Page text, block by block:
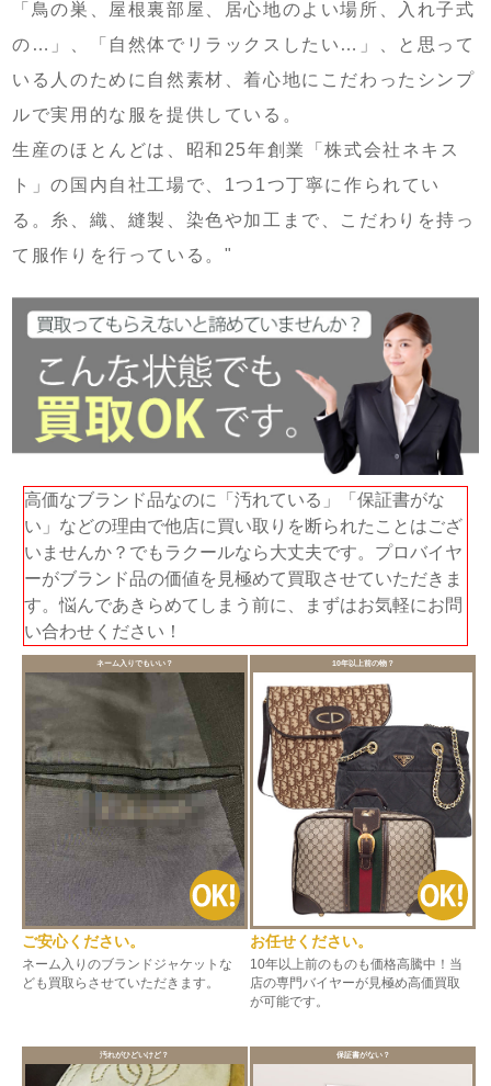
「鳥の巣、屋根裏部屋、居心地のよい場所、入れ子式
の…」、「自然体でリラックスしたい…」、と思って
いる人のために自然素材、着心地にこだわったシンプ
ルで実用的な服を提供している。
生産のほとんどは、昭和25年創業「株式会社ネキス
ト」の国内自社工場で、1つ1つ丁寧に作られてい
る。糸、織、縫製、染色や加工まで、こだわりを持っ
て服作りを行っている。"
高価なブランド品なのに「汚れている」「保証書がな
い」などの理由で他店に買い取りを断られたことはござ
いませんか？でもラクールなら大丈夫です。プロバイヤ
ーがブランド品の価値を見極めて買取させていただきま
す。悩んであきらめてしまう前に、まずはお気軽にお問
い合わせください！
ネーム入りでもいい？
ご安心ください。
ネーム入りのブランドジャケットな
ども買取らさせていただきます。
10年以上前の物？
お任せください。
10年以上前のものも価格高騰中！当
店の専門バイヤーが見極め高価買取
が可能です。
汚れがひどいけど？ 保証書がない？